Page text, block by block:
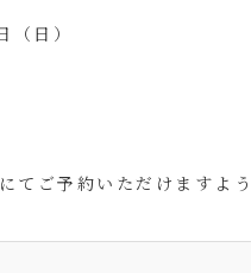
（日）
てご予約いただけますよ